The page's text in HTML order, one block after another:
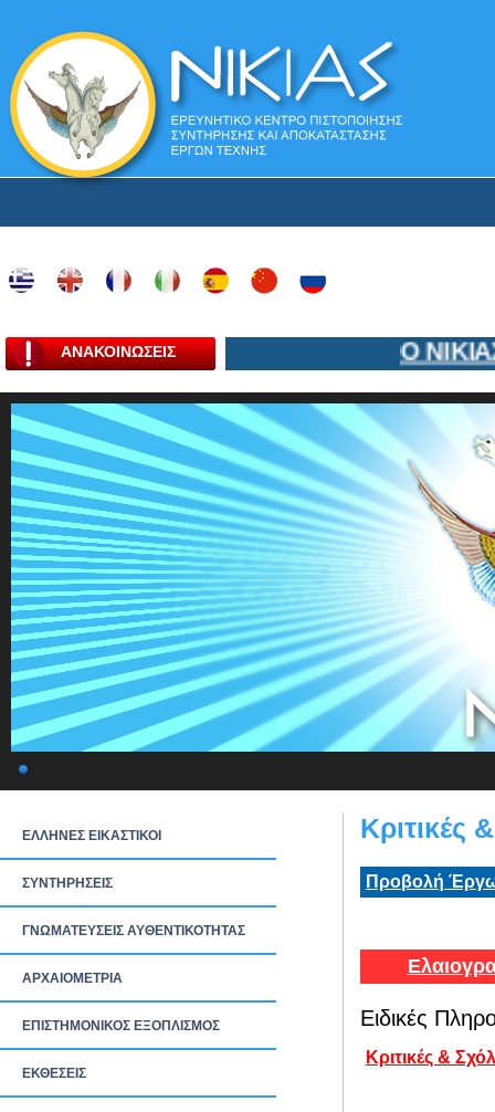
ΑΝΑΚΟΙΝΩΣΕΙΣ Ο
ΕΛΛΗΝΕΣ ΕΙΚΑΣΤΙΚΟΙ
ΣΥΝΤΗΡΗΣΕΙΣ
ΓΝΩΜΑΤΕΥΣΕΙΣ ΑΥΘΕΝΤΙΚΟΤΗΤΑΣ
ΑΡΧΑΙΟΜΕΤΡΙΑ
ΕΠΙΣΤΗΜΟΝΙΚΟΣ ΕΞΟΠΛΙΣΜΟΣ
ΕΚΘΕΣΕΙΣ
Κριτικές
Προβολή
Ειδικές
Κριτικές &